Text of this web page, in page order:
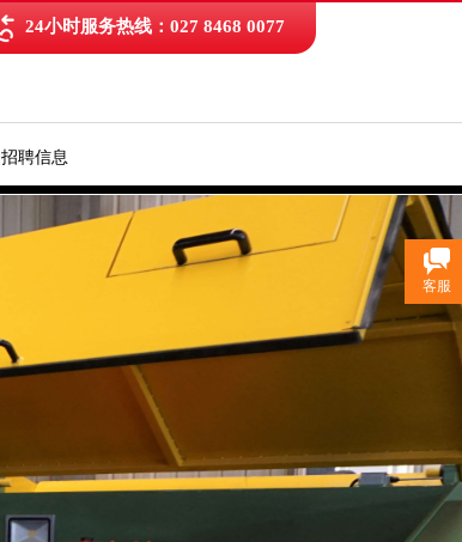
24小时服务热线：027 8468 0077
招聘信息
客服